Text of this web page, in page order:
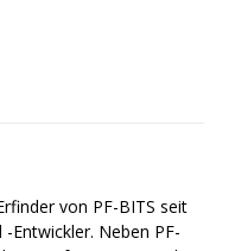
von PF-BITS seit
Entwickler. Neben PF-